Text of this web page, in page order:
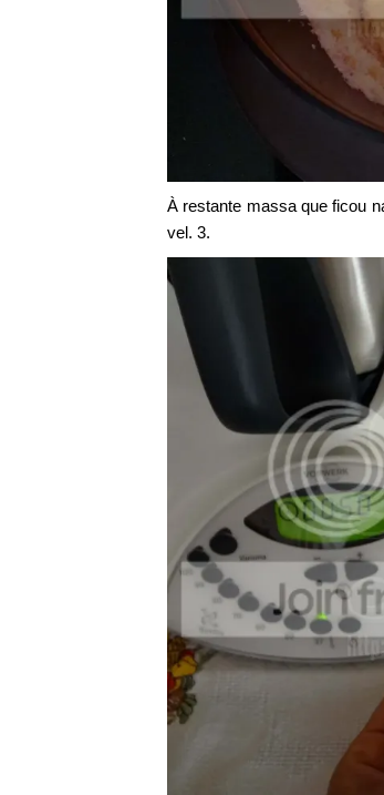
À restante massa que ficou
vel. 3.